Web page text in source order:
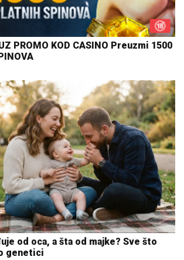
PROMO KOD CASINO Preuzmi 1500
od oca, a šta od majke? Sve što
genetici